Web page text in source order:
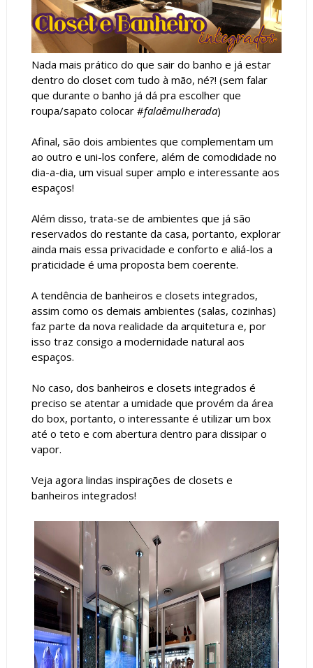
Nada mais prático do que sair do banho e já estar
dentro do closet com tudo à mão, né?! (sem falar
que durante o banho já dá pra escolher que
roupa/sapato colocar #falaêmulherada)
Afinal, são dois ambientes que complementam um
ao outro e uni-los confere, além de comodidade no
dia-a-dia, um visual super amplo e interessante aos
espaços!
Além disso, trata-se de ambientes que já são
reservados do restante da casa, portanto, explorar
ainda mais essa privacidade e conforto e aliá-los a
praticidade é uma proposta bem coerente.
A tendência de banheiros e closets integrados,
assim como os demais ambientes (salas, cozinhas)
faz parte da nova realidade da arquitetura e, por
isso traz consigo a modernidade natural aos
espaços.
No caso, dos banheiros e closets integrados é
preciso se atentar a umidade que provém da área
do box, portanto, o interessante é utilizar um box
até o teto e com abertura dentro para dissipar o
vapor.
Veja agora lindas inspirações de closets e
banheiros integrados!